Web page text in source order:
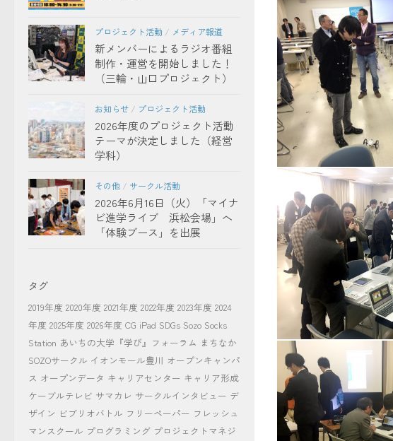
CoderDojo豊橋ブース1
J21様ブース
プロジェクト活動 / メディア報道
新メンバーによるラジオ番組
制作・運営を開始しました！
（三輪・山口プロジェクト）
お知らせ / プロジェクト活動
2026年度のプロジェクト活動
テーマが決定しました（経営
学科）
その他 / サークル活動
2026年6月16日（火）「マイナ
ビ進学ライブ 浜松会場」へ
「体験ブース」を出展
タグ
2019年度 2020年度 2021年度 2022年度 2023年度 2024
年度 2025年度 2026年度 CG iPad SDGs Sozo Socks
Station あいちの大学『学び』フォーラム まちなか
SOZOサークル イオンモール豊川 オープンキャンパ
ス オープンデータ キャリアセンター キャリア形成
ケーブルテレビ サマカレ サークルインタビュー デ
ザイン ビブリオバトル フリーペーパー フレッシュ
マンスクール プログラミング プロジェクトマネジ